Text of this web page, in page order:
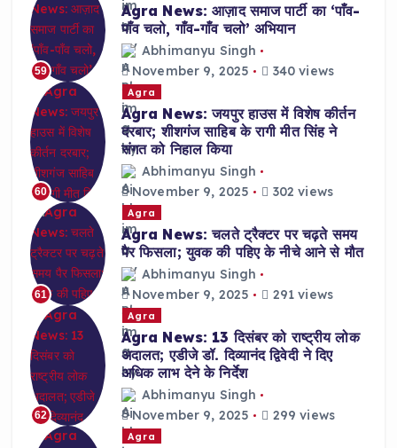
59
Agra News: आज़ाद समाज पार्टी का ‘पाँव-
पाँव चलो, गाँव-गाँव चलो’ अभियान
Abhimanyu Singh
November 9, 2025
340 views
60
Agra
Agra News: जयपुर हाउस में विशेष कीर्तन
दरबार; शीशगंज साहिब के रागी मीत सिंह ने
संगत को निहाल किया
Abhimanyu Singh
November 9, 2025
302 views
61
Agra
Agra News: चलते ट्रैक्टर पर चढ़ते समय
पैर फिसला; युवक की पहिए के नीचे आने से मौत
Abhimanyu Singh
November 9, 2025
291 views
62
Agra
Agra News: 13 दिसंबर को राष्ट्रीय लोक
अदालत; एडीजे डॉ. दिव्यानंद द्विवेदी ने दिए
अधिक लाभ देने के निर्देश
Abhimanyu Singh
November 9, 2025
299 views
Agra